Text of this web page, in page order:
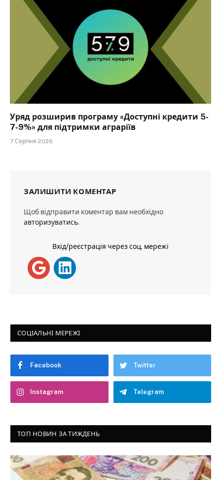
Уряд розширив програму «Доступні кредити 5-
7-9%» для підтримки аграріїв
7 Серпня 2026
ЗАЛИШИТИ КОМЕНТАР
Щоб відправити коментар вам необхідно
авторизуватись.
Вхід/реєстрація через соц. мережі
СОЦІАЛЬНІ МЕРЕЖІ
Facebook Twitter
Instagram Telegram
ТОП НОВИН ЗА ТИЖДЕНЬ